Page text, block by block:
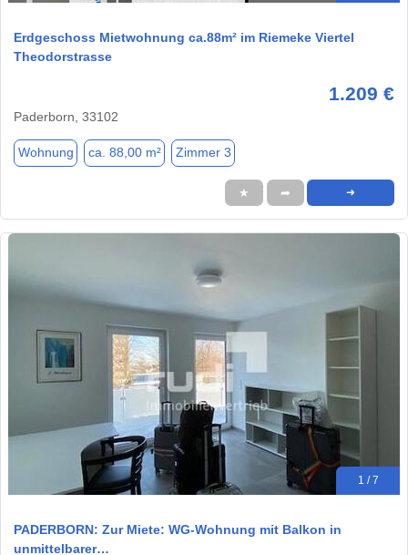
Erdgeschoss Mietwohnung ca.88m² im Riemeke Viertel
Theodorstrasse
1.209 €
Paderborn, 33102
Wohnung ca. 88,00 m² Zimmer 3
★ ➦ ➜
1 / 7
PADERBORN: Zur Miete: WG-Wohnung mit Balkon in
unmittelbarer…